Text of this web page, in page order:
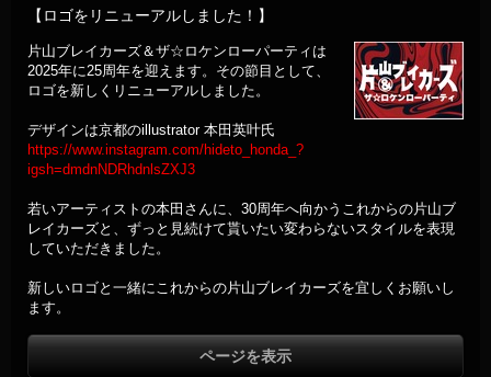
【ロゴをリニューアルしました！】
片山ブレイカーズ＆ザ☆ロケンローパーティは
2025年に25周年を迎えます。その節目として、
ロゴを新しくリニューアルしました。
デザインは京都のillustrator 本田英叶氏
https://www.instagram.com/hideto_honda_?
igsh=dmdnNDRhdnlsZXJ3
若いアーティストの本田さんに、30周年へ向かうこれからの片山ブ
レイカーズと、ずっと見続けて貰いたい変わらないスタイルを表現
していただきました。
新しいロゴと一緒にこれからの片山ブレイカーズを宜しくお願いし
ます。
ページを表示